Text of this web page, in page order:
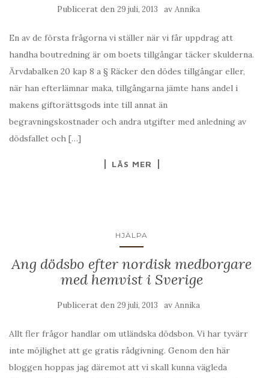
Publicerat den 29 juli, 2013 av Annika
En av de första frågorna vi ställer när vi får uppdrag att
handha boutredning är om boets tillgångar täcker skulderna.
Ärvdabalken 20 kap 8 a § Räcker den dödes tillgångar eller,
när han efterlämnar maka, tillgångarna jämte hans andel i
makens giftorättsgods inte till annat än
begravningskostnader och andra utgifter med anledning av
dödsfallet och […]
LÄS MER
HJÄLPA
Ang dödsbo efter nordisk medborgare
med hemvist i Sverige
Publicerat den 29 juli, 2013 av Annika
Allt fler frågor handlar om utländska dödsbon. Vi har tyvärr
inte möjlighet att ge gratis rådgivning. Genom den här
bloggen hoppas jag däremot att vi skall kunna vägleda